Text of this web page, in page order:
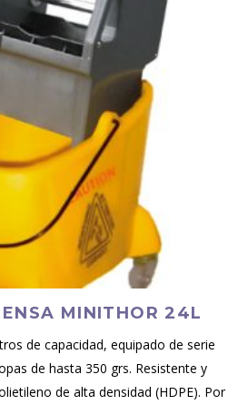
MINITHOR 24L
de capacidad, equipado de serie
de hasta 350 grs. Resistente y
de alta densidad (HDPE). Por